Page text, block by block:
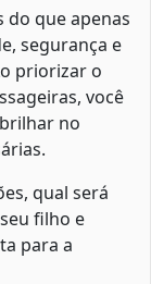
do que apenas
segurança e
priorizar o
você
no
qual será
filho e
para a